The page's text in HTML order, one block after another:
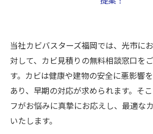
当社カビバスターズ福岡では、光市に
対して、カビ見積りの無料相談窓口を
す。カビは健康や建物の安全に悪影響
あり、早期の対応が求められます。そ
フがお悩みに真摯にお応えし、最適な
いたします。